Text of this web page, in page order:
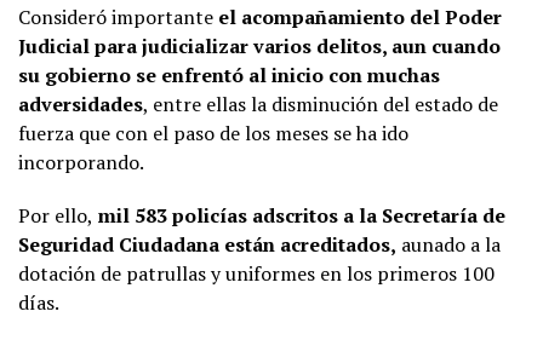
Consideró importante el acompañamiento del Poder
Judicial para judicializar varios delitos, aun cuando
su gobierno se enfrentó al inicio con muchas
adversidades, entre ellas la disminución del estado de
fuerza que con el paso de los meses se ha ido
incorporando.
Por ello, mil 583 policías adscritos a la Secretaría de
Seguridad Ciudadana están acreditados, aunado a la
dotación de patrullas y uniformes en los primeros 100
días.